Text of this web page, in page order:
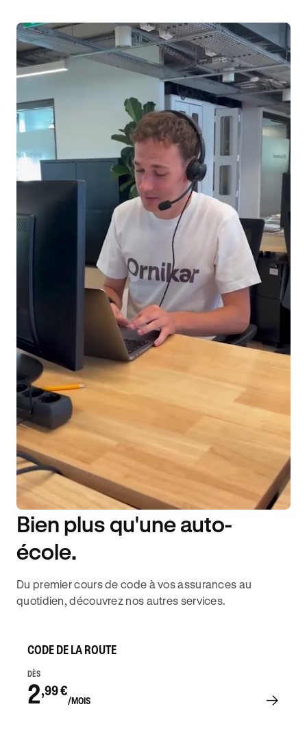
DISPONIBILITÉ 6J/7
Bien plus qu'une auto-
école.
Du premier cours de code à vos assurances au
quotidien, découvrez nos autres services.
CODE DE LA ROUTE
DÈS
2,99 €
/MOIS